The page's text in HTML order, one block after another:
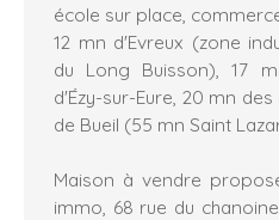
école sur place,
12 mn d'Evreux (zone
du Long Buisson), 17
d'Ézy-sur-Eure, 20 mn
de Bueil (55 mn Saint
Maison à vendre
immo, 68 rue du